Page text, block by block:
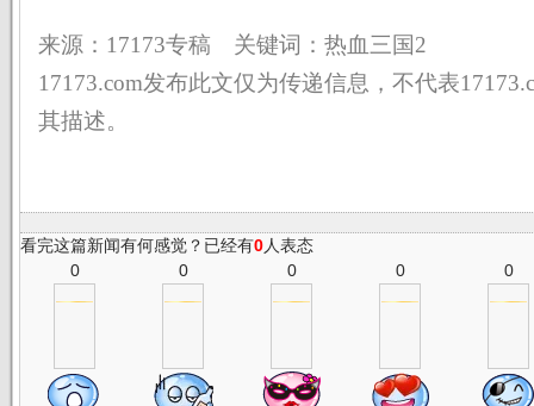
来源：17173专稿 关键词：热血三国2
17173.com发布此文仅为传递信息，不代表
其描述。
看完这篇新闻有何感觉？已经有0人表态
0
0 0 0 0